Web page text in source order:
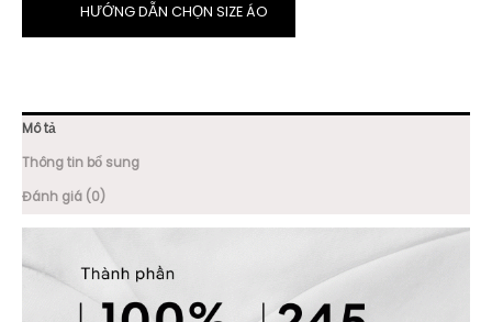
HƯỚNG DẪN CHỌN SIZE ÁO
Mô tả
Thông tin bổ sung
Đánh giá (0)